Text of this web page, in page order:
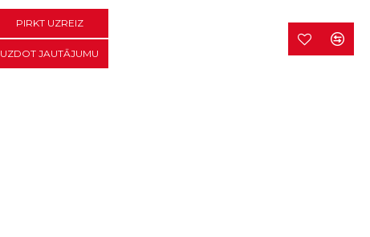
PIRKT UZREIZ
UZDOT JAUTĀJUMU